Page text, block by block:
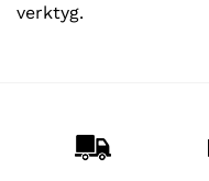
verktyg.